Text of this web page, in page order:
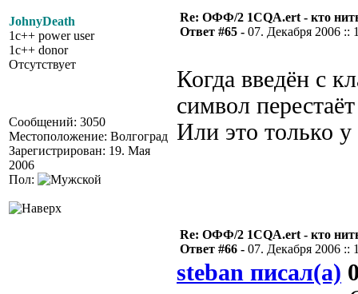
JohnyDeath
1c++ power user
1c++ donor
Отсутствует
Сообщений: 3050
Местоположение: Волгоград
Зарегистрирован: 19. Мая
2006
Пол:
Re: ОФФ/2 1CQA.ert - кто
Ответ #65 - 07. Декабря 2006 ::
Когда введён с
символ
Или это только у
Re: ОФФ/2 1CQA.ert - кто
Ответ #66 - 07. Декабря 2006 ::
steban писал(а)